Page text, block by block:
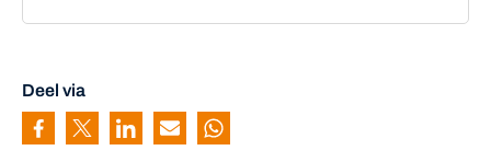
Deel via
Pagina delen via Facebook
Pagina delen via Twitter
Pagina delen via Linkedin
Pagina delen via Mail
Pagina delen via Whatsapp